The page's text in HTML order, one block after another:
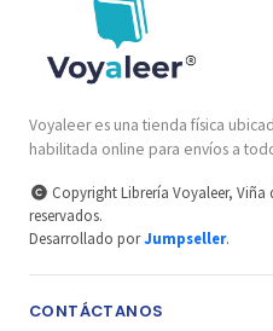
Voyaleer es una tienda física
habilitada online para envíos a
Copyright Librería Voyaleer, Viña
reservados.
Desarrollado porJumpseller.
CONTÁCTANOS